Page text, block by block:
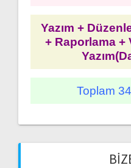
Yazım +
+ Raporlama +
Toplam